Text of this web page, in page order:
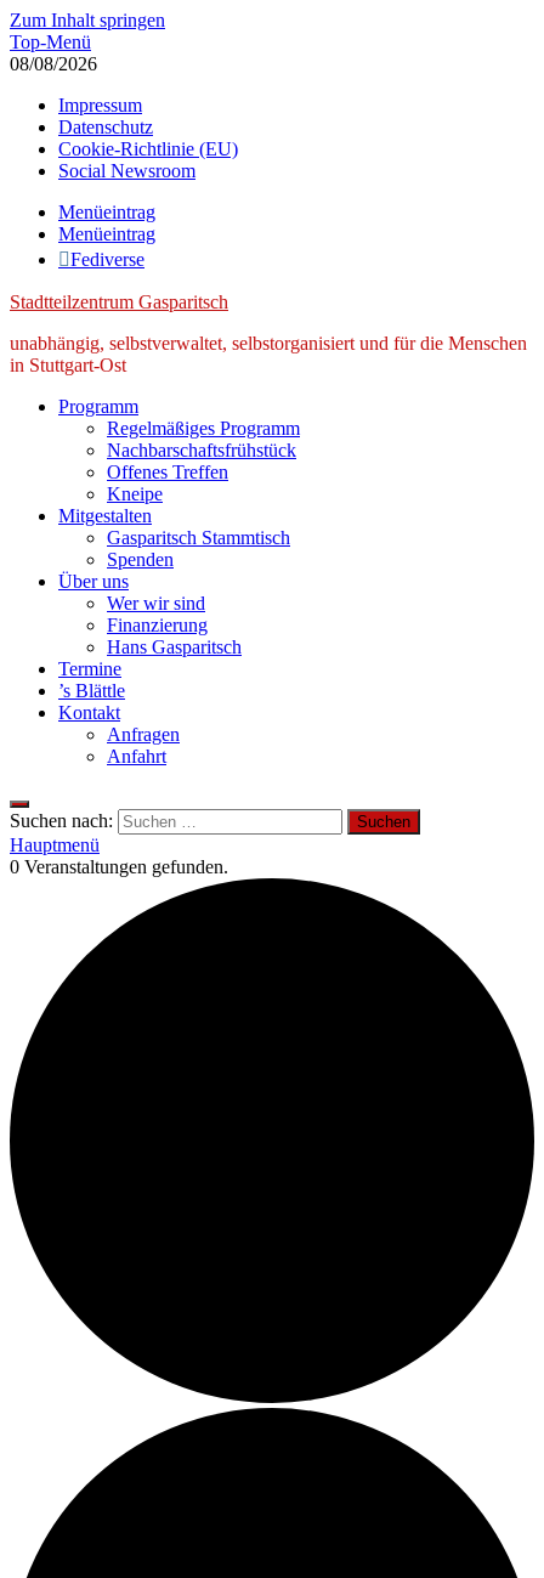
Zum Inhalt springen
Top-Menü
08/08/2026
Impressum
Datenschutz
Cookie-Richtlinie (EU)
Social Newsroom
Menüeintrag
Menüeintrag
Fediverse
Stadtteilzentrum Gasparitsch
unabhängig, selbstverwaltet, selbstorganisiert und für die Menschen
in Stuttgart-Ost
Programm
Regelmäßiges Programm
Nachbarschaftsfrühstück
Offenes Treffen
Kneipe
Mitgestalten
Gasparitsch Stammtisch
Spenden
Über uns
Wer wir sind
Finanzierung
Hans Gasparitsch
Termine
’s Blättle
Kontakt
Anfragen
Anfahrt
Suchen nach:
Hauptmenü
0 Veranstaltungen gefunden.